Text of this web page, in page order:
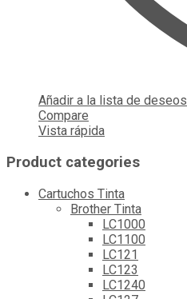
Añadir a la lista de deseos
Compare
Vista rápida
Product categories
Cartuchos Tinta
Brother Tinta
LC1000
LC1100
LC121
LC123
LC1240